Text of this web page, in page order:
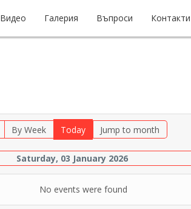
Видео Галерия Въпроси Контакти
By Week Today Jump to month
Saturday, 03 January 2026
No events were found